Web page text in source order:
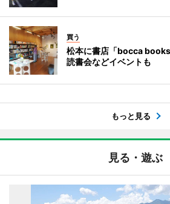
買う
松本に書店「bocca
読書会などイベントも
もっと見る
見る・遊ぶ